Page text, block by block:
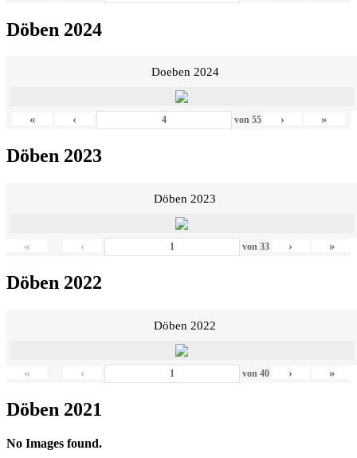
Döben 2024
Doeben 2024
« ‹ von 55 › »
Döben 2023
Döben 2023
« ‹ von 33 › »
Döben 2022
Döben 2022
« ‹ von 40 › »
Döben 2021
No Images found.